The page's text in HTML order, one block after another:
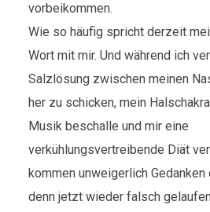
vorbeikommen.
Wie so häufig spricht derzeit
Wort mit mir. Und während ich
Salzlösung zwischen meinen
her zu schicken, mein
Musik beschalle und mir eine
verkühlungsvertreibende Diät
kommen unweigerlich
denn jetzt wieder falsch